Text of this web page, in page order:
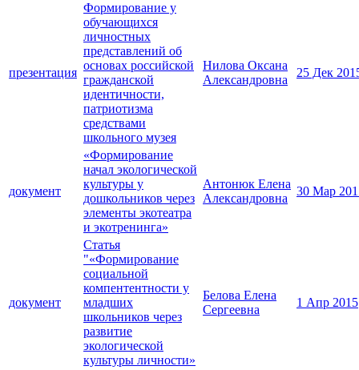
презентация
Формирование у
обучающихся
личностных
представлений об
основах российской
гражданской
идентичности,
патриотизма
средствами
школьного музея
Нилова Оксана
Александровна
25 Дек
документ
«Формирование
начал экологической
культуры у
дошкольников через
элементы экотеатра
и экотренинга»
Антонюк Елена
Александровна
30 Мар
документ
Статья
"«Формирование
социальной
компентентности у
младших
школьников через
развитие
экологической
культуры личности»
Белова Елена
Сергеевна
1 Апр 2015